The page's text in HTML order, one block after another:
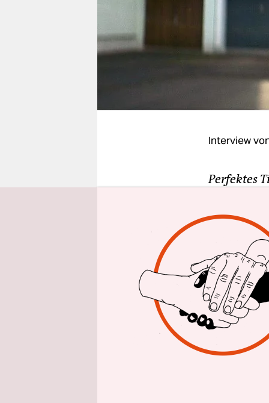
fragen & hilfe
genossenschaft
Interview
Perfektes
bestimmen:
Berlinale
taz: Herr
25 Jahren
Hause
kein